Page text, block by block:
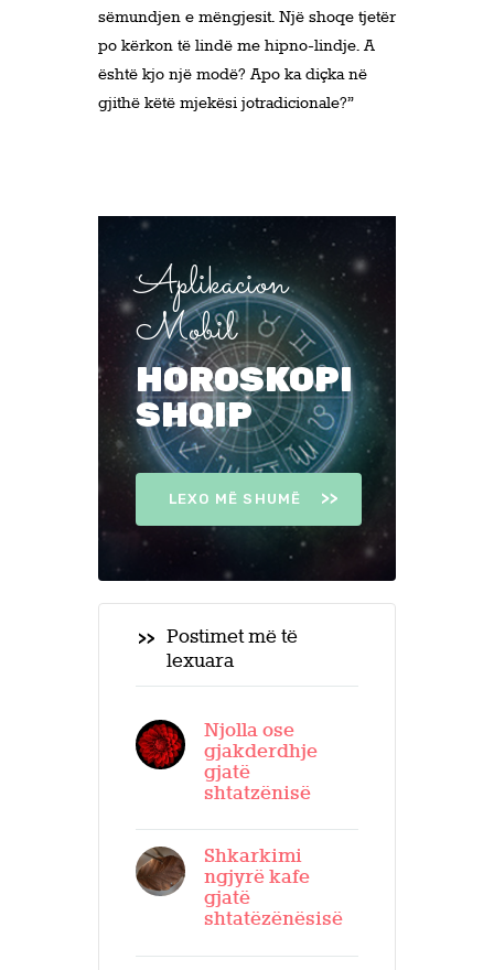
sëmundjen e mëngjesit. Një shoqe tjetër
po kërkon të lindë me hipno-lindje. A
është kjo një modë? Apo ka diçka në
gjithë këtë mjekësi jotradicionale?”
Aplikacion
Mobil
HOROSKOPI
SHQIP
LEXO MË SHUMË
Postimet më të
lexuara
Njolla ose
gjakderdhje
gjatë
shtatzënisë
Shkarkimi
ngjyrë kafe
gjatë
shtatëzënësisë